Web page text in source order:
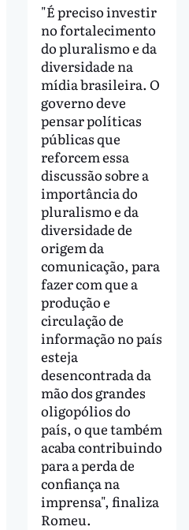
"É preciso investir
no fortalecimento
do pluralismo e da
diversidade na
mídia brasileira. O
governo deve
pensar políticas
públicas que
reforcem essa
discussão sobre a
importância do
pluralismo e da
diversidade de
origem da
comunicação, para
fazer com que a
produção e
circulação de
informação no país
esteja
desencontrada da
mão dos grandes
oligopólios do
país, o que também
acaba contribuindo
para a perda de
confiança na
imprensa", finaliza
Romeu.